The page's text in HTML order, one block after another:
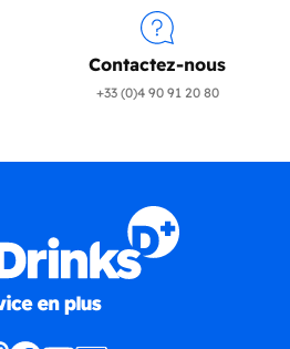
Contactez-nous
+33 (0)4 90 91 20 80